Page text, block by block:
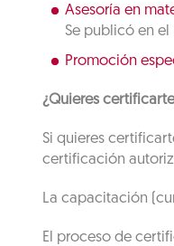
Asesoría en
Se publicó en el
Promoción
¿Quieres
Si quieres
certificación
La capacitación
El proceso de